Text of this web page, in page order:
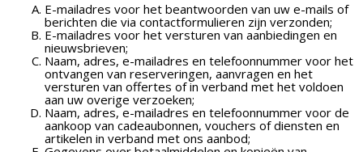
E-mailadres voor het beantwoorden van uw e-mails of
berichten die via contactformulieren zijn verzonden;
E-mailadres voor het versturen van aanbiedingen en
nieuwsbrieven;
Naam, adres, e-mailadres en telefoonnummer voor het
ontvangen van reserveringen, aanvragen en het
versturen van offertes of in verband met het voldoen
aan uw overige verzoeken;
Naam, adres, e-mailadres en telefoonnummer voor de
aankoop van cadeaubonnen, vouchers of diensten en
artikelen in verband met ons aanbod;